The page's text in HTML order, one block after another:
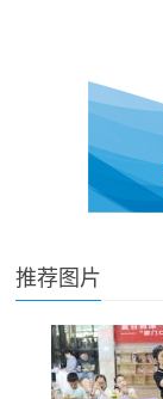
推荐图片